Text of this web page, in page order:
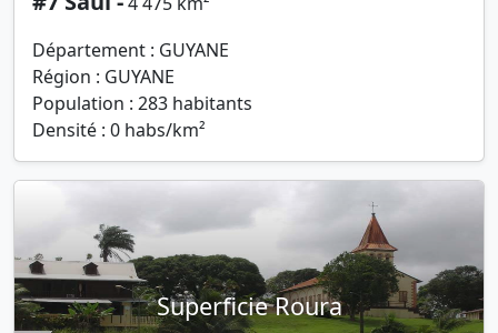
Département : GUYANE
Région : GUYANE
Population : 283 habitants
Densité : 0 habs/km²
Superficie Roura